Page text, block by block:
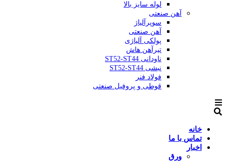
لوله سایز بالا
آهن صنعتی
سوپرآلیاژ
آهن صنعتی
پولکی آلیاژی
تیرآهن هاش
ناودانی ST52-ST44
نبشی ST52-ST44
فولاد فنر
قوطی و پروفیل صنعتی
خانه
تماس با ما
اخبار
ورق